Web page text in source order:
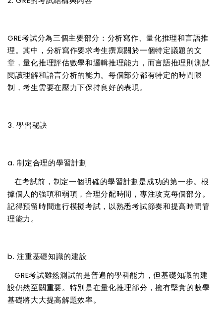
GRE考試分為三個主要部分：分析寫作、量化推理和言語推
理。其中，分析寫作要求考生撰寫關於一個特定議題的文
章，量化推理評估數學和邏輯推理能力，而言語推理則測試
閱讀理解和語言分析的能力。每個部分都有特定的時間限
制，考生需要在壓力下保持良好的表現。
3. 學習秘訣
a. 制定合理的學習計劃
在考試前，制定一個明確的學習計劃是成功的第一步。根
據個人的強項和弱項，合理分配時間，專注攻克每個部分。
記得預留時間進行模擬考試，以熟悉考試節奏和提高時間管
理能力。
b. 注重基礎知識的建設
GRE考試雖然測試的是普遍的學科能力，但基礎知識的建
設仍然至關重要。特別是在量化推理部分，擁有堅實的數學
基礎將大大提高解題效率。